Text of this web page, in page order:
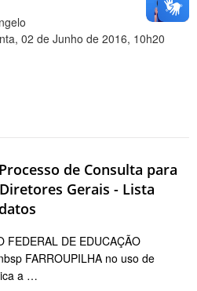
02 de Junho de 2016, 10h20
de Consulta para
Gerais - Lista
FEDERAL DE EDUCAÇÃO
FARROUPILHA no uso de
a …